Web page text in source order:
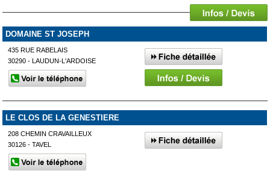
DOMAINE ST JOSEPH
435 RUE RABELAIS
30290 - LAUDUN-L'ARDOISE
LE CLOS DE LA GENESTIERE
208 CHEMIN CRAVAILLEUX
30126 - TAVEL